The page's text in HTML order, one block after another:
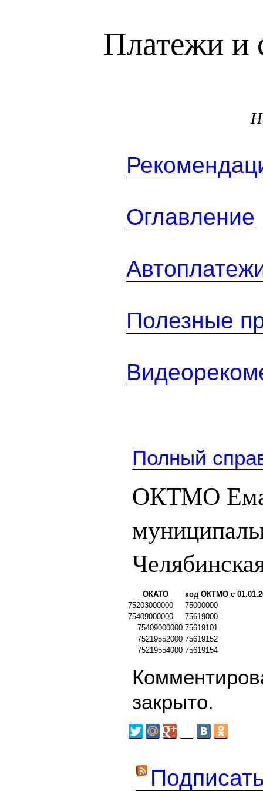
Платежи и
Оглавление
Полезные
Полный
ОКТМО
ОКАТО
код ОКТМО с
75203000000
75000000
75409000000
75619000
75409000000 75619101
75219552000 75619152
75219554000 75619154
закрыто.